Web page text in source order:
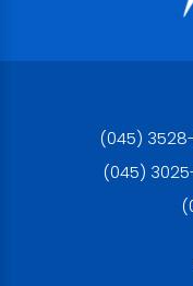
(045)
(045)